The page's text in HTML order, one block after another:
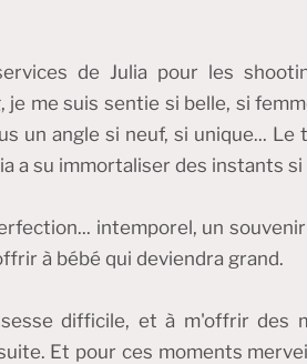
de Julia pour les
me suis sentie si belle, si
un angle si neuf, si unique...
a su immortaliser des instants
intemporel, un
à bébé qui deviendra grand.
difficile, et à m'offrir des
Et pour ces moments